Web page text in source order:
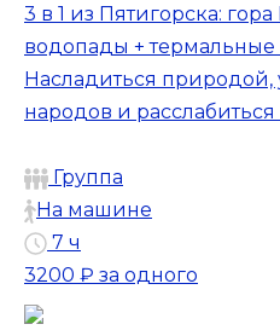
3 в 1 из Пятигорска:
водопады + термальные
Насладиться природой,
народов и
Группа
На машине
7 ч
3200 ₽ за одного